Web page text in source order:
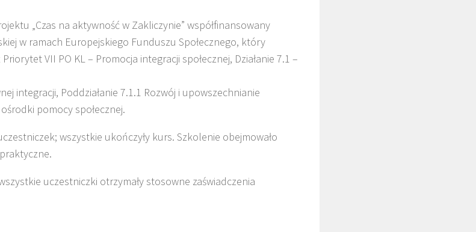
„Czas na aktywność w Zakliczynie” współfinansowany
w ramach Europejskiego Funduszu Społecznego, który
VII PO KL – Promocja integracji społecznej, Działanie 7.1 –
integracji, Poddziałanie 7.1.1 Rozwój i upowszechnianie
pomocy społecznej.
wszystkie ukończyły kurs. Szkolenie obejmowało
uczestniczki otrzymały stosowne zaświadczenia